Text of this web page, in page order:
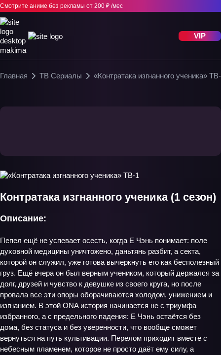
Смотрите аниме без рекламы от 200 ₽ /мес
VIP
Главная ТВ Сериалы «Контратака изгнанного ученика»
Контратака изгнанного ученика (1 сезон)
Описание:
Пепел ещё не успевает осесть, когда Е Чэнь понимает: поле
духовной медицины уничтожено, даньтянь разбит, а секта,
которой он служил, уже готова вычеркнуть его как бесполезный
груз. Ещё вчера он был верным учеником, который держался за
долг, друзей и чувство к девушке из своего круга, но после
провала все эти опоры оборачиваются холодом, унижением и
изгнанием. В этой ONA история начинается не с триумфа
избранного, а с предельного падения: Е Чэнь остаётся без
дома, без статуса и без уверенности, что вообще сможет
вернуться на путь культивации. Перелом приходит вместе с
небесным пламенем, которое не просто даёт ему силу, а